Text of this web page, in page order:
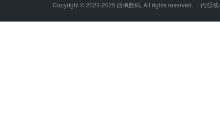
Copyright © 2023-2025 西枫数码, All rights reserved. 代理